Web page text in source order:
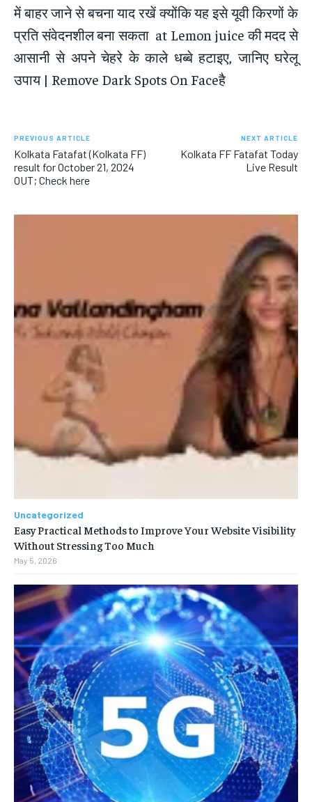
में बाहर जाने से बचना याद रखें क्योंकि यह इसे यूवी किरणों के
प्रति संवेदनशील बना सकता at Lemon juice की मदद से
आसानी से अपने चेहरे के काले धब्बे हटाइए, जानिए घरेलू
उपाय | Remove Dark Spots On Faceहै
PREVIOUS ARTICLE
Kolkata Fatafat (Kolkata FF)
result for October 21, 2024
OUT; Check here
NEXT ARTICLE
Kolkata FF Fatafat Today
Live Result
Uncategorized
Easy Practical Methods to Improve Your Website Visibility
Without Stressing Too Much
May 5, 2026